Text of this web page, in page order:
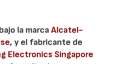
la marcaAlcatel-
, y el fabricante de
Electronics Singapore